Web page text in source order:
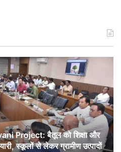
Project: बैतूल को शिक्षा और
स्कूलों से लेकर ग्रामीण उत्पादों